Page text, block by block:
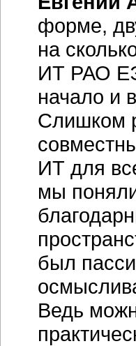
форме,
на
ИТ РАО
начало и
Слишком
ИТ для
мы
был
Ведь